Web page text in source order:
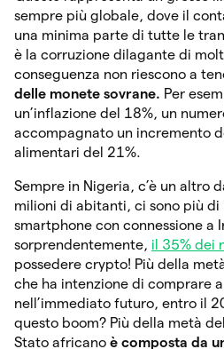
sempre più globale, dove il
una minima parte di tutte le
è la corruzione dilagante di
conseguenza non riescono a
delle monete sovrane. Per
un’inflazione del 18%, un
accompagnato un incremento
alimentari del 21%.
Sempre in Nigeria, c’è un altro
milioni di abitanti, ci sono più
smartphone con connessione a
sorprendentemente, il 35% dei
possedere crypto! Più della
che ha intenzione di comprare
nell’immediato futuro, entro il
questo boom? Più della metà
Stato africano è composta da